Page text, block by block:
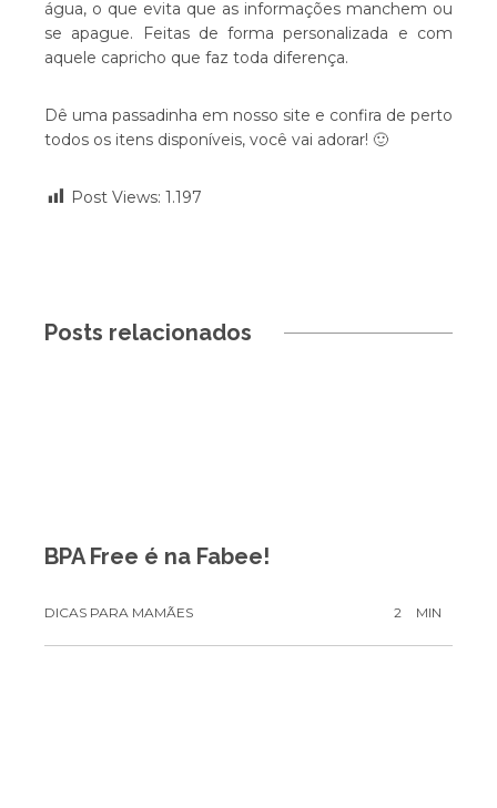
água, o que evita que as informações manchem ou
se apague. Feitas de forma personalizada e com
aquele capricho que faz toda diferença.
Dê uma passadinha em nosso site e confira de perto
todos os itens disponíveis, você vai adorar! 🙂
Post Views: 1.197
Posts relacionados
BPA Free é na Fabee!
DICAS PARA MAMÃES 2 MIN